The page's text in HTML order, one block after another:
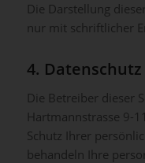
Die Darstellung
nur mit schriftlicher
4. Datenschutz
Die Betreiber dieser
Hartmannstrasse 9-
Schutz Ihrer
behandeln Ihre